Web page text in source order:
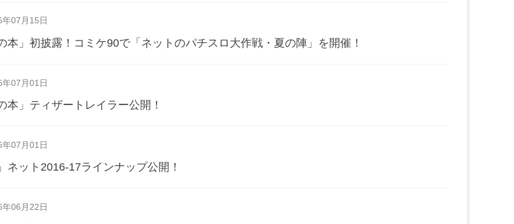
07月15日
本」初披露！コミケ90で「ネットのパチスロ大作戦・夏の陣」を開催！
年07月01日
本」ティザートレイラー公開！
07月01日
ネット2016-17ラインナップ公開！
06月22日